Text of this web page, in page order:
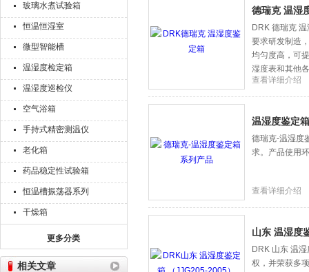
玻璃水煮试验箱
恒温恒湿室
微型智能槽
温湿度检定箱
温湿度巡检仪
空气浴箱
手持式精密测温仪
老化箱
药品稳定性试验箱
恒温槽振荡器系列
干燥箱
更多分类
相关文章
德瑞克 温湿
DRK 德瑞克
要求研发制造
均匀度高，可
湿度表和其他
查看详细介绍
温湿度鉴定
德瑞克-温湿度
求。产品使用
查看详细介绍
山东 温湿度
DRK 山东 温
权，并荣获多